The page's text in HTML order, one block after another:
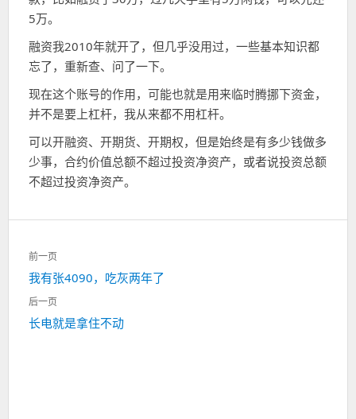
5万。
融资我2010年就开了，但几乎没用过，一些基本知识都
忘了，重新查、问了一下。
现在这个账号的作用，可能也就是用来临时腾挪下资金，
并不是要上杠杆，我从来都不用杠杆。
可以开融资、开期货、开期权，但是始终是有多少钱做多
少事，合约价值总额不超过投资净资产，或者说投资总额
不超过投资净资产。
文
章
导
航
前一页
上
一
我有张4090，吃灰两年了
后一页
下
长电就是拿住不动